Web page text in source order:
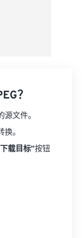
？
文件。
。
载目标”按钮